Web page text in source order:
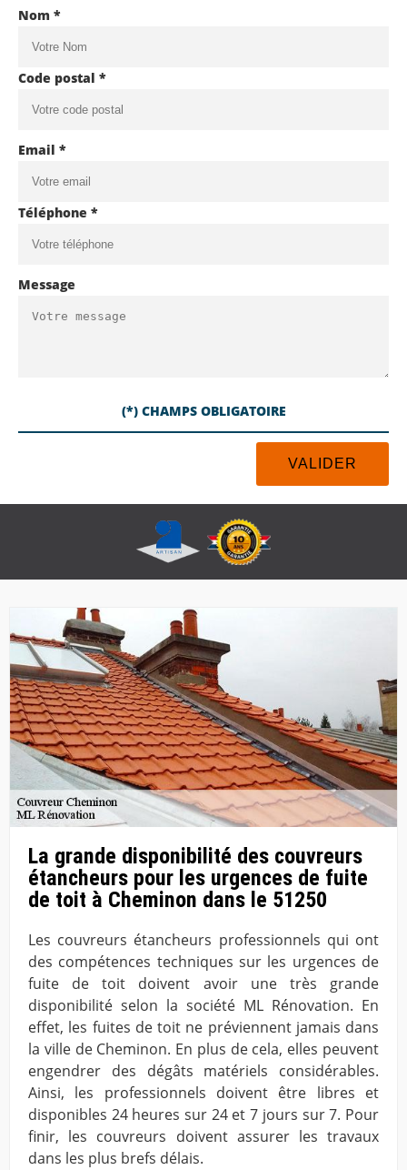
Nom *
Code postal *
Email *
Téléphone *
Message
(*) CHAMPS OBLIGATOIRE
La grande disponibilité des couvreurs
étancheurs pour les urgences de fuite
de toit à Cheminon dans le 51250
Les couvreurs étancheurs professionnels qui ont
des compétences techniques sur les urgences de
fuite de toit doivent avoir une très grande
disponibilité selon la société ML Rénovation. En
effet, les fuites de toit ne préviennent jamais dans
la ville de Cheminon. En plus de cela, elles peuvent
engendrer des dégâts matériels considérables.
Ainsi, les professionnels doivent être libres et
disponibles 24 heures sur 24 et 7 jours sur 7. Pour
finir, les couvreurs doivent assurer les travaux
dans les plus brefs délais.